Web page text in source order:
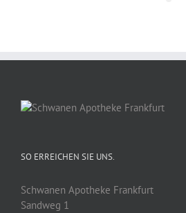
SO ERREICHEN SIE UNS.
Schwanen Apotheke Frankfurt
Sandweg 1